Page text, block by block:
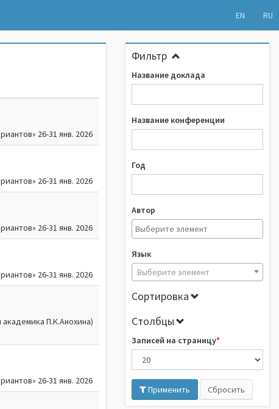
EN RU
26-31 янв. 2026
26-31 янв. 2026
26-31 янв. 2026
26-31 янв. 2026
П.К.Анохина)
26-31 янв. 2026
Фильтр
Название доклада
Название конференции
Год
Автор
Язык
Выберите элемент
Сортировка
Столбцы
Записей на страницу
Применить Сбросить